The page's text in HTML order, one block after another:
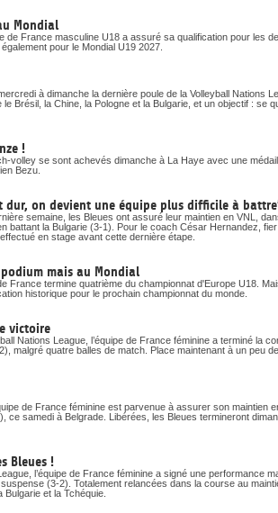
Mondial
de France masculine U18 a assuré sa qualification pour les
pour le Mondial U19 2027.
à dimanche la dernière poule de la Volleyball Nations
Brésil, la Chine, la Pologne et la Bulgarie, et un objectif : se
!
volley se sont achevés dimanche à La Haye avec une
Bezu.
dur, on devient une équipe plus difficile à
semaine, les Bleues ont assuré leur maintien en VNL,
battant la Bulgarie (3-1). Pour le coach César Hernandez,
en stage avant cette dernière étape.
podium mais au Mondial
France termine quatrième du championnat d'Europe U18.
historique pour le prochain championnat du monde.
victoire
Nations League, l’équipe de France féminine a terminé la
malgré quatre balles de match. Place maintenant à un peu
de France féminine est parvenue à assurer son maintien
ce samedi à Belgrade. Libérées, les Bleues termineront
Bleues !
l’équipe de France féminine a signé une performance
(3-2). Totalement relancées dans la course au
et la Tchéquie.